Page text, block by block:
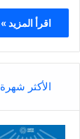
اقرأ المزيد »
الأكثر شهرة